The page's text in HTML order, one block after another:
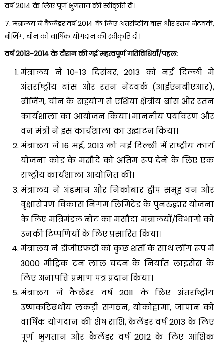
वर्ष 2014 के लिए पूर्ण भुगतान की स्वीकृति दी।
7. मंत्रालय ने कैलेंडर वर्ष 2014 के लिए अंतर्राष्ट्रीय बांस और रतन नेटवर्क,
बीजिंग, चीन को वार्षिक योगदान की स्वीकृति दी।
वर्ष 2013-2014 के दौरान की गई महत्वपूर्ण गतिविधियाँ/पहल:
मंत्रालय ने 10-13 दिसंबर, 2013 को नई दिल्ली में
अंतर्राष्ट्रीय बांस और रतन नेटवर्क (आईएनबीएआर),
बीजिंग, चीन के सहयोग से एशिया क्षेत्रीय बांस और रतन
कार्यशाला का आयोजन किया। माननीय पर्यावरण और
वन मंत्री ने इस कार्यशाला का उद्घाटन किया।
मंत्रालय ने 16 मई, 2013 को नई दिल्ली में राष्ट्रीय कार्य
योजना कोड के मसौदे को अंतिम रूप देने के लिए एक
राष्ट्रीय कार्यशाला आयोजित की।
मंत्रालय ने अंडमान और निकोबार द्वीप समूह वन और
वृक्षारोपण विकास निगम लिमिटेड के पुनरुद्धार योजना
के लिए मंत्रिमंडल नोट का मसौदा मंत्रालयों/विभागों को
उनकी टिप्पणियों के लिए प्रसारित किया।
मंत्रालय ने डीजीएफटी को कुछ शर्तों के साथ लॉग रूप में
3000 मीट्रिक टन लाल चंदन के निर्यात लाइसेंस के
लिए अनापत्ति प्रमाण पत्र प्रदान किया।
मंत्रालय ने कैलेंडर वर्ष 2011 के लिए अंतर्राष्ट्रीय
उष्णकटिबंधीय लकड़ी संगठन, योकोहामा, जापान को
वार्षिक योगदान की शेष राशि, कैलेंडर वर्ष 2013 के लिए
पूर्ण भुगतान और कैलेंडर वर्ष 2012 के लिए आंशिक